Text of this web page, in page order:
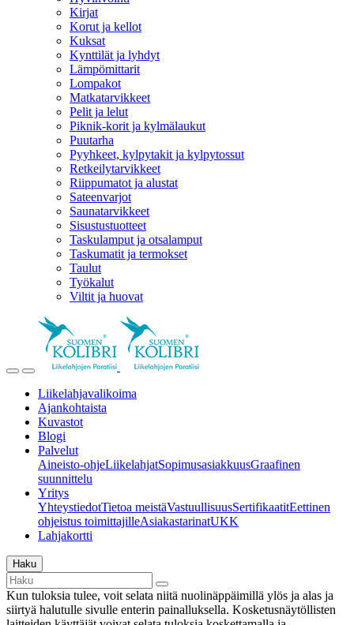
Kirjat
Korut ja kellot
Kuksat
Kynttilät ja lyhdyt
Lämpömittarit
Lompakot
Matkatarvikkeet
Pelit ja lelut
Piknik-korit ja kylmälaukut
Puutarha
Pyyhkeet, kylpytakit ja kylpytossut
Retkeilytarvikkeet
Riippumatot ja alustat
Sateenvarjot
Saunatarvikkeet
Sisustustuotteet
Taskulamput ja otsalamput
Taskumatit ja termokset
Taulut
Työkalut
Viltit ja huovat
Liikelahjavalikoima
Ajankohtaista
Kuvastot
Blogi
Palvelut
Aineisto-ohjeLiikelahjatSopimusasiakkuusGraafinen
suunnittelu
Yritys
YhteystiedotTietoa meistäVastuullisuusSertifikaatitEettinen
ohjeistus toimittajilleAsiakastarinatUKK
Lahjakortti
Haku
Kun tuloksia tulee, voit selata niitä nuolinäppäimillä ylös ja alas ja
siirtyä halutulle sivulle enterin painalluksella. Kosketusnäytöllisten